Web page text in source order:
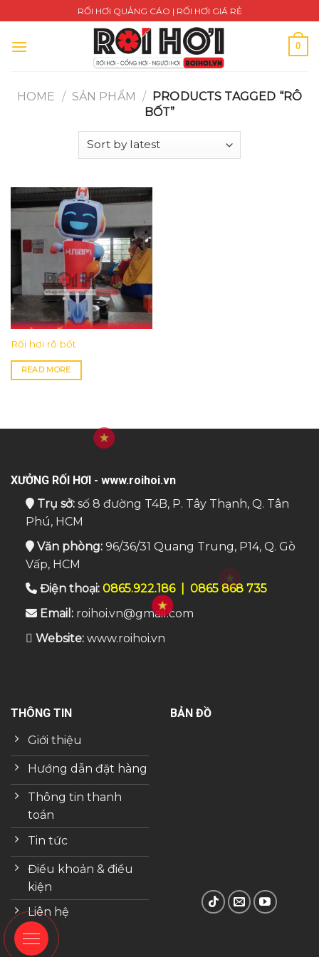
to
content
RỐI HƠI QUẢNG CÁO | RỐI HƠI GIÁ RẺ
0
HOME / SẢN PHẨM / PRODUCTS TAGGED “RÔ
BỐT”
Rối hơi rô bốt
READ MORE
XƯỞNG RỐI HƠI - www.roihoi.vn
Trụ sở:số 8 đường T4B, P. Tây Thạnh, Q. Tân
Phú, HCM
Văn phòng:96/36/31 Quang Trung, P14, Q. Gò
Vấp, HCM
Điện thoại: 0865.922.186| 0865 868 735
Email:roihoi.vn@gmail.com
Website: www.roihoi.vn
THÔNG TIN
Giới thiệu
Hướng dẫn đặt hàng
Thông tin thanh
toán
Tin tức
Điều khoản & điều
kiện
Liên hệ
BẢN ĐỒ